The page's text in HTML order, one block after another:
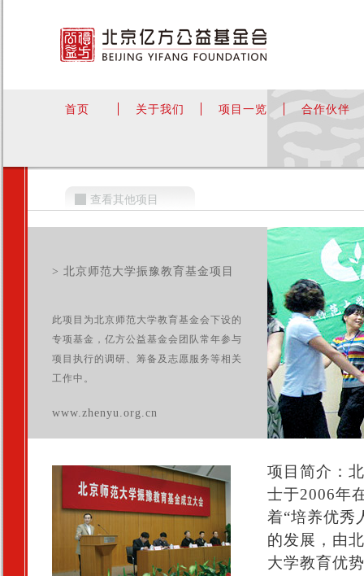
首页 关于我们 项目一览 合作伙伴
查看其他项目
> 北京师范大学振豫教育基金项目
此项目为北京师范大学教育基金会下设的
专项基金，亿方公益基金会团队常年参与
项目执行的调研、筹备及志愿服务等相关
工作中。
www.zhenyu.org.cn
项目简介：
士于2006年
着“培养优秀
的发展，由
大学教育优